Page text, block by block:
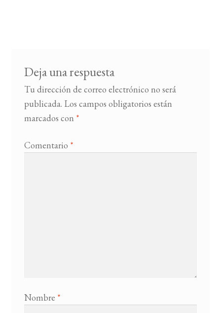
Deja una respuesta
Tu dirección de correo electrónico no será
publicada. Los campos obligatorios están
marcados con *
Comentario *
Nombre *